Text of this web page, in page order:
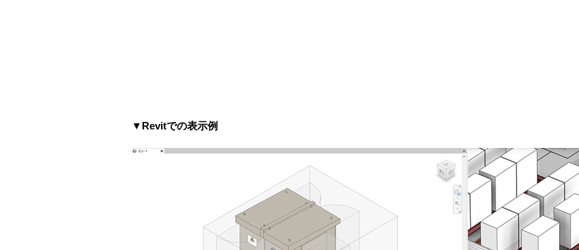
▼ Revitでの表示例